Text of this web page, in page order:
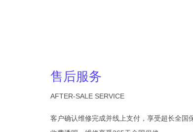
售后服务
AFTER-SALE SERVICE
客户确认维修完成并线上支付，享受超长全国